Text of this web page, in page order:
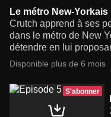
Le métro New-Yorkais
Crutch apprend à ses
dans le métro de New
détendre en lui
Disponible plus de 6 mois
S'abonner